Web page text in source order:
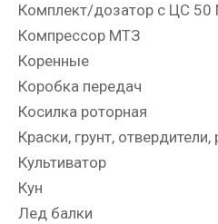
Комплект/дозатор с ЦС 50
Компрессор МТЗ
Коренные
Коробка передач
Косилка роторная
Краски, грунт,
Культиватор
Кун
Лед балки